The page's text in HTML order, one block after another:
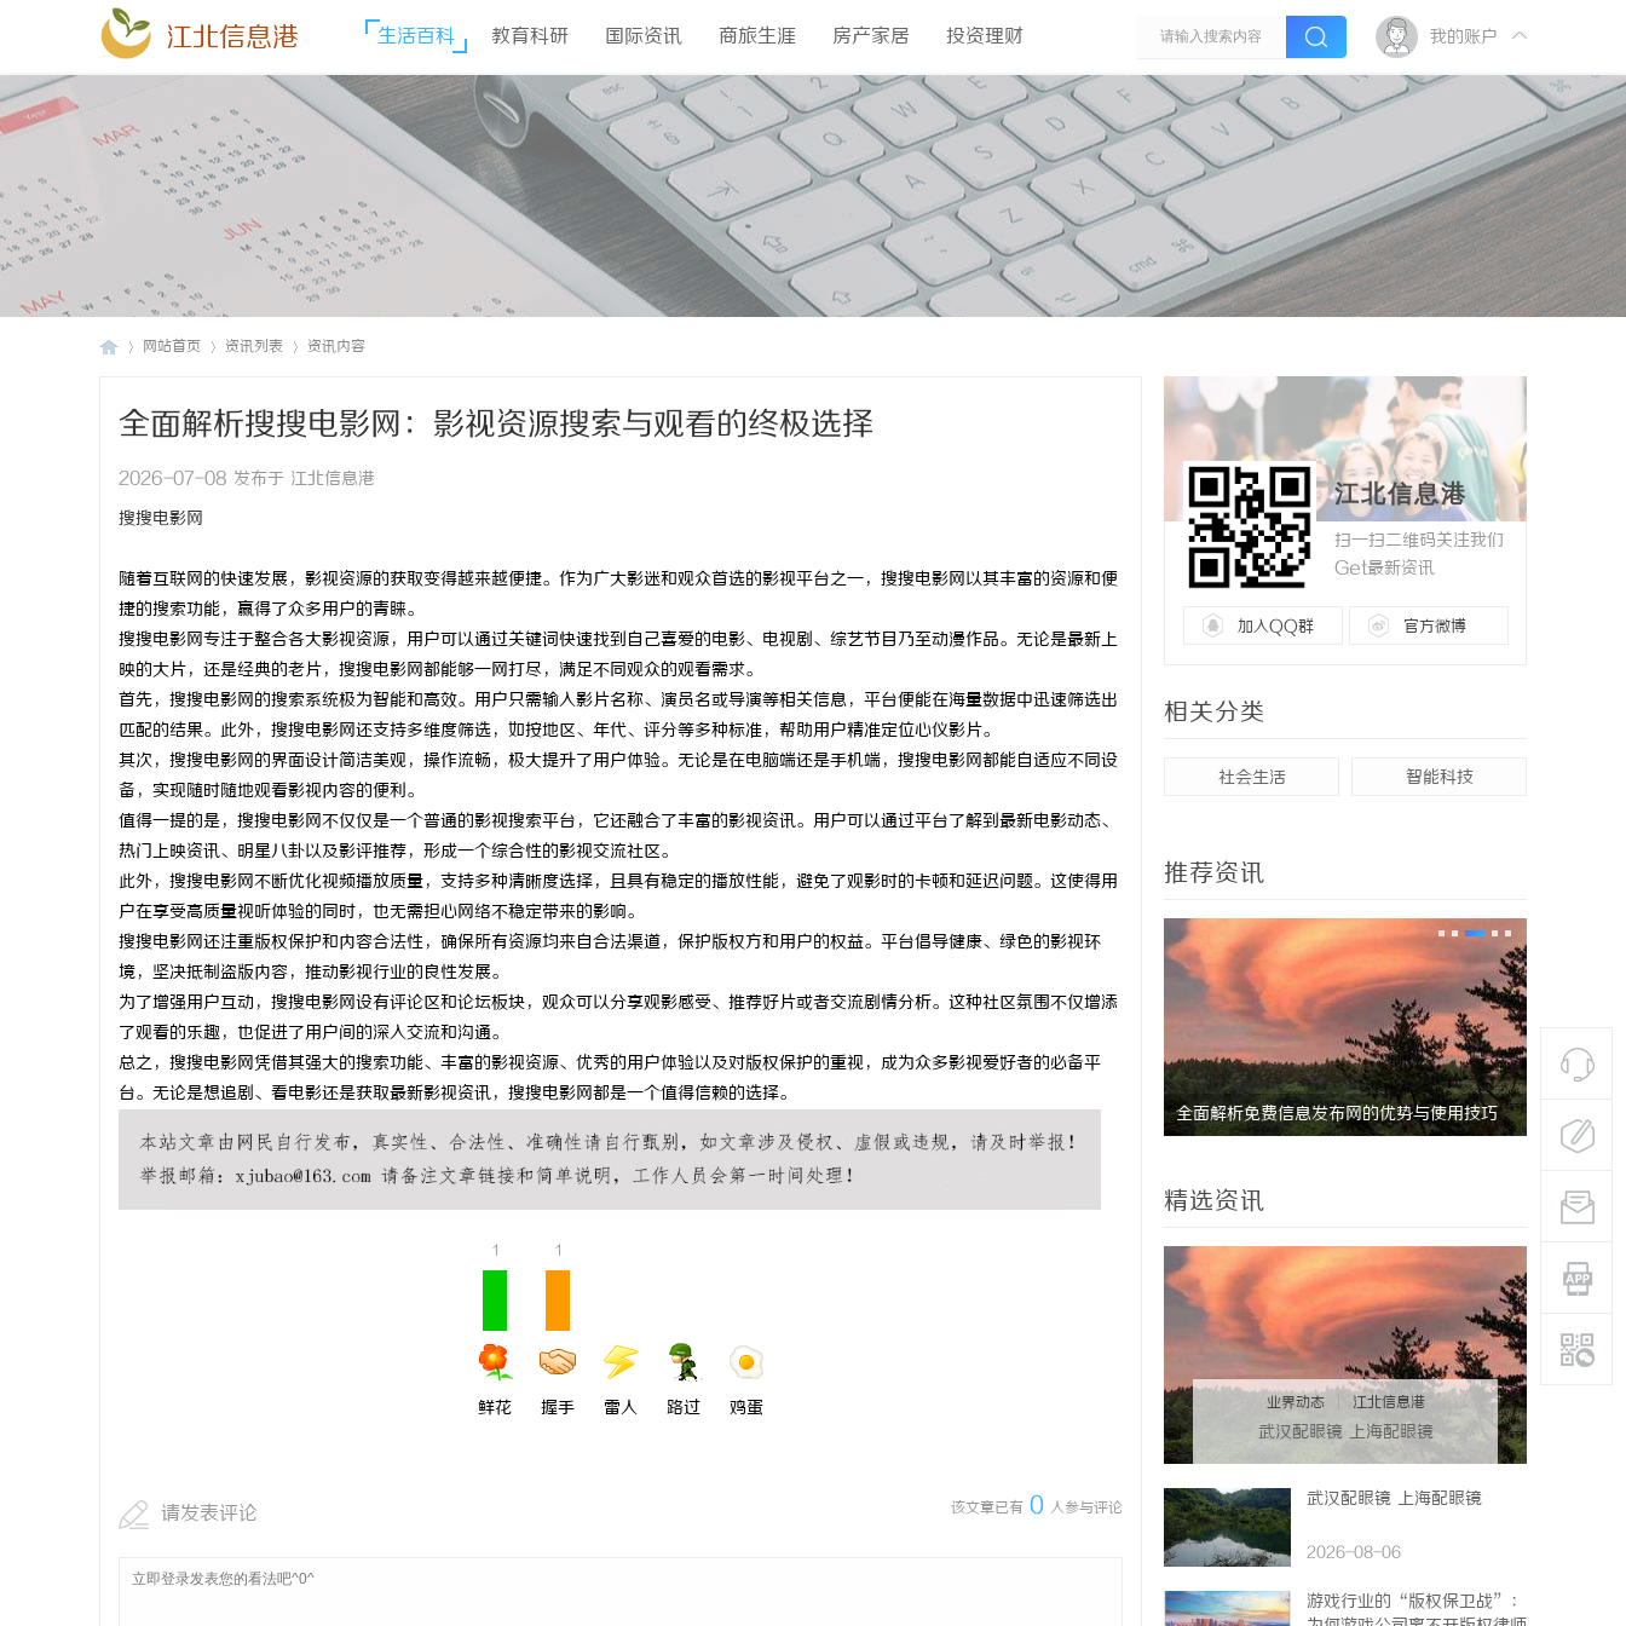
江北信息港 生活百科 教育科研 国际资讯 商旅生涯 房产家居 投资理财 我的账户
网站首页 资讯列表 资讯内容
全面解析搜搜电影网：影视资源搜索与观看的终极选择
2026-07-08 发布于 江北信息港
搜搜电影网
随着互联网的快速发展，影视资源的获取变得越来越便捷。作为广大影迷和观众首选的影视平台之一，搜搜电影网以其丰富的资源和便
捷的搜索功能，赢得了众多用户的青睐。
搜搜电影网专注于整合各大影视资源，用户可以通过关键词快速找到自己喜爱的电影、电视剧、综艺节目乃至动漫作品。无论是最新上
映的大片，还是经典的老片，搜搜电影网都能够一网打尽，满足不同观众的观看需求。
首先，搜搜电影网的搜索系统极为智能和高效。用户只需输入影片名称、演员名或导演等相关信息，平台便能在海量数据中迅速筛选出
匹配的结果。此外，搜搜电影网还支持多维度筛选，如按地区、年代、评分等多种标准，帮助用户精准定位心仪影片。
其次，搜搜电影网的界面设计简洁美观，操作流畅，极大提升了用户体验。无论是在电脑端还是手机端，搜搜电影网都能自适应不同设
备，实现随时随地观看影视内容的便利。
值得一提的是，搜搜电影网不仅仅是一个普通的影视搜索平台，它还融合了丰富的影视资讯。用户可以通过平台了解到最新电影动态、
热门上映资讯、明星八卦以及影评推荐，形成一个综合性的影视交流社区。
此外，搜搜电影网不断优化视频播放质量，支持多种清晰度选择，且具有稳定的播放性能，避免了观影时的卡顿和延迟问题。这使得用
户在享受高质量视听体验的同时，也无需担心网络不稳定带来的影响。
搜搜电影网还注重版权保护和内容合法性，确保所有资源均来自合法渠道，保护版权方和用户的权益。平台倡导健康、绿色的影视环
境，坚决抵制盗版内容，推动影视行业的良性发展。
为了增强用户互动，搜搜电影网设有评论区和论坛板块，观众可以分享观影感受、推荐好片或者交流剧情分析。这种社区氛围不仅增添
了观看的乐趣，也促进了用户间的深入交流和沟通。
总之，搜搜电影网凭借其强大的搜索功能、丰富的影视资源、优秀的用户体验以及对版权保护的重视，成为众多影视爱好者的必备平
台。无论是想追剧、看电影还是获取最新影视资讯，搜搜电影网都是一个值得信赖的选择。
1
鲜花
1
握手 雷人 路过 鸡蛋
该文章已有 0 人参与评论
请发表评论
江北信息港
扫一扫二维码关注我们
Get最新资讯
加入QQ群 官方微博
相关分类
社会生活 智能科技
推荐资讯
探秘丫丫影院：免费高清电影体验的首选平台 温婉灵动，一眼万年！久匠量身定制的眉眼
唇，才是你整张脸的点睛之笔！淡颜系女生的
全面解析免费信息发布网的优势与使用技巧 武汉配眼
精选资讯
业界动态 江北信息港
武汉配眼镜 上海配眼镜
武汉配眼镜 上海配眼镜
2026-08-06
游戏行业的“版权保卫战”：